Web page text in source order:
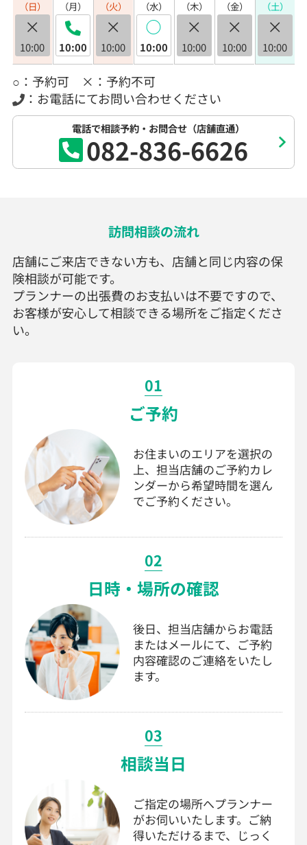
（日）
×
10:00
（月）
10:00
（火）
×
10:00
（水）
◯
10:00
（木）
×
10:00
（金）
×
10:00
（土）
×
10:00
○：予約可 ×：予約不可
：お電話にてお問い合わせください
電話で相談予約・お問合せ（店舗直通）
082-836-6626
訪問相談の流れ
店舗にご来店できない方も、店舗と同じ内容の保
険相談が可能です。
プランナーの出張費のお支払いは不要ですので、
お客様が安心して相談できる場所をご指定くださ
い。
01
ご予約
お住まいのエリアを選択の
上、担当店舗のご予約カレ
ンダーから希望時間を選ん
でご予約ください。
02
日時・場所の確認
後日、担当店舗からお電話
またはメールにて、ご予約
内容確認のご連絡をいたし
ます。
03
相談当日
ご指定の場所へプランナー
がお伺いいたします。ご納
得いただけるまで、じっく